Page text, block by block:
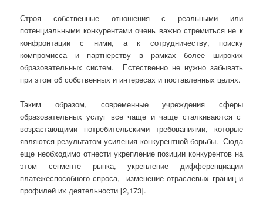
Строя собственные отношения с реальными или
потенциальными конкурентами очень важно стремиться не к
конфронтации с ними, а к сотрудничеству, поиску
компромисса и партнерству в рамках более широких
образовательных систем. Естественно не нужно забывать
при этом об собственных и интересах и поставленных целях.
Таким образом, современные учреждения сферы
образовательных услуг все чаще и чаще сталкиваются с
возрастающими потребительскими требованиями, которые
являются результатом усиления конкурентной борьбы. Сюда
еще необходимо отнести укрепление позиции конкурентов на
этом сегменте рынка, укрепление дифференциации
платежеспособного спроса, изменение отраслевых границ и
профилей их деятельности [2,173].